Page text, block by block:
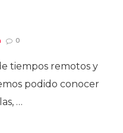
0
tiempos remotos y
podido conocer
…